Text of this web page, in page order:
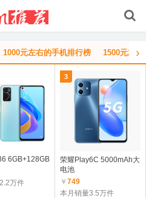
1000元左右的手机排行榜 1500元左›
6GB+128GB
万件
3
荣耀Play6C 5000mAh大
电池
￥749
本月销量3.5万件